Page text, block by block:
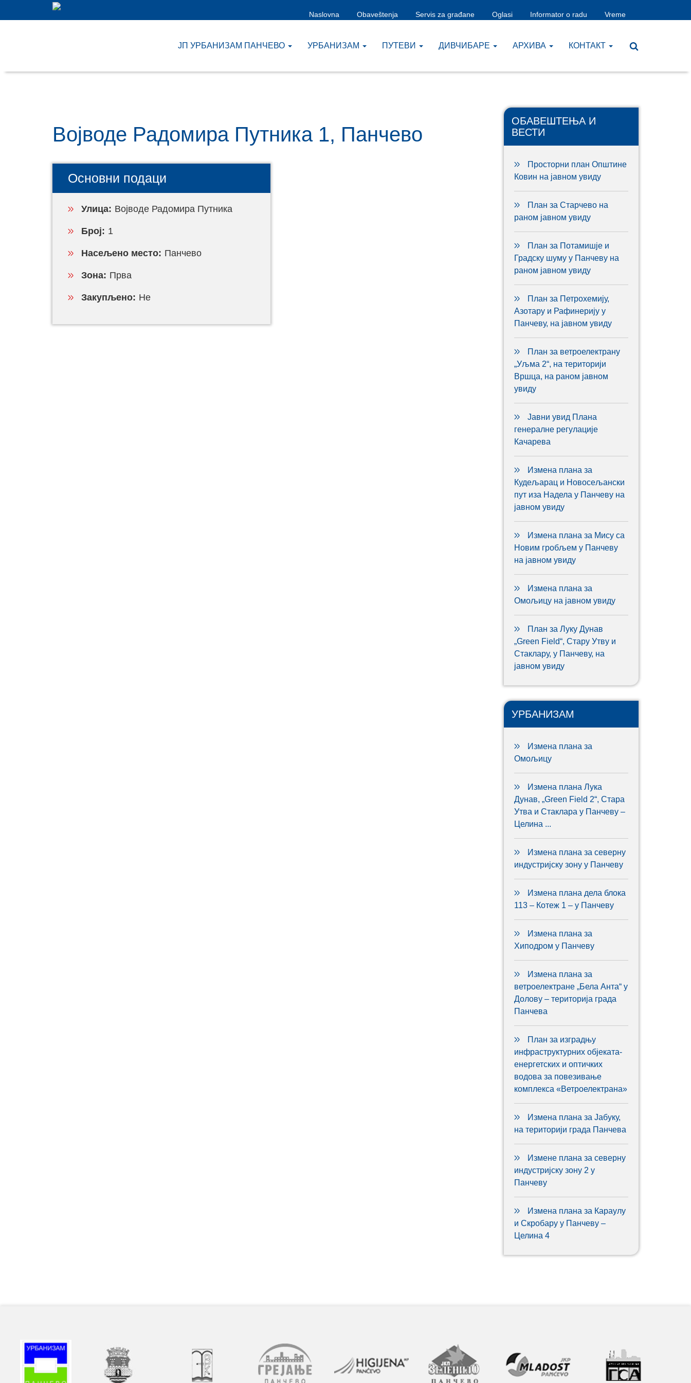
Naslovna Obaveštenja Servis za građane Oglasi Informator o radu Vreme
ЈП УРБАНИЗАМ ПАНЧЕВО УРБАНИЗАМ ПУТЕВИ ДИВЧИБАРЕ AРХИВА КОНТАКТ
Војводе Радомира Путника 1, Панчево
Основни подаци
Улица: Војводе Радомира Путника
Број: 1
Насељено место: Панчево
Зона: Прва
Закупљено: Не
ОБАВЕШТЕЊА И
ВЕСТИ
Просторни план Општине
Ковин на јавном увиду
План за Старчево на
раном јавном увиду
План за Потамишје и
Градску шуму у Панчеву на
раном јавном увиду
План за Петрохемију,
Азотару и Рафинерију у
Панчеву, на јавном увиду
План за ветроелектрану
„Уљма 2“, на територији
Вршца, на раном јавном
увиду
Јавни увид Плана
генералне регулације
Качарева
Измена плана за
Кудељарац и Новосељански
пут иза Надела у Панчеву на
јавном увиду
Измена плана за Мису са
Новим гробљем у Панчеву
на јавном увиду
Измена плана за
Омољицу на јавном увиду
План за Луку Дунав
„Green Field“, Стару Утву и
Стаклару, у Панчеву, на
јавном увиду
УРБАНИЗАМ
Измена плана за
Омољицу
Измена плана Лука
Дунав, „Green Field 2“, Стара
Утва и Стаклара у Панчеву –
Целина ...
Измена плана за северну
индустријску зону у Панчеву
Измена плана дела блока
113 – Котеж 1 – у Панчеву
Измена плана за
Хиподром у Панчеву
Измена плана за
ветроелектране „Бела Анта“ у
Долову – територија града
Панчева
План за изградњу
инфраструктурних објеката-
енергетских и оптичких
водова за повезивање
комплекса «Ветроелектрана»
Измена плана за Јабуку,
на територији града Панчева
Измене плана за северну
индустријску зону 2 у
Панчеву
Измена плана за Караулу
и Скробару у Панчеву –
Целина 4